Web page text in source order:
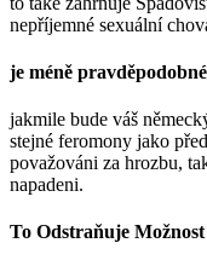
nepříjemné sexuální
je méně
jakmile bude váš
stejné feromony jako
považováni za hrozbu,
napadeni.
To Odstraňuje